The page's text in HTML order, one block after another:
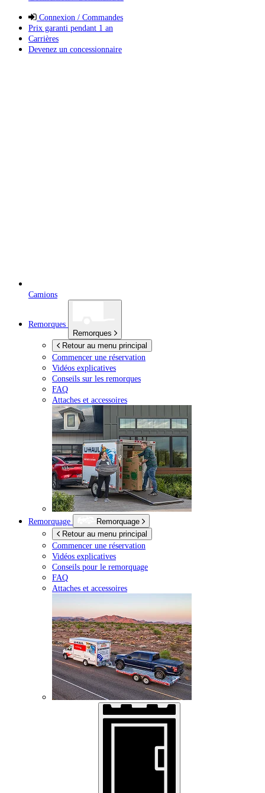
Connexion / Commandes
Prix garanti pendant 1 an
Carrières
Devenez un concessionnaire
Camions
Remorques
Remorques
Retour au menu principal
Commencer une réservation
Vidéos explicatives
Conseils sur les remorques
FAQ
Attaches et accessoires
Remorquage
Remorquage
Retour au menu principal
Commencer une réservation
Vidéos explicatives
Conseils pour le remorquage
FAQ
Attaches et accessoires